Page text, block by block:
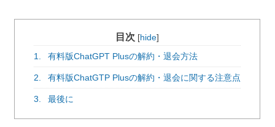
目次 [hide]
1.
有料版ChatGPT Plusの解約・退会方法
2. 有料版ChatGTP Plusの解約・退会に関する注意点
3. 最後に